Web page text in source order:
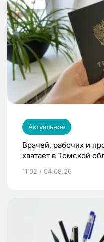
Актуальное
Врачей, рабочих и
хватает в Томской
11:02 / 04.08.26